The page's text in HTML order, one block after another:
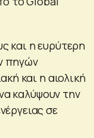
και η ευρύτερη
πηγών
και η αιολική
καλύψουν την
σε